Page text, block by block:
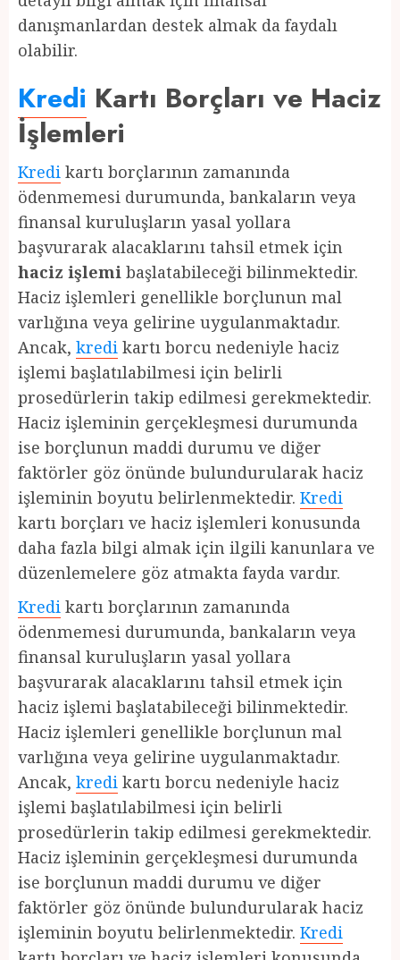
danışmanlardan destek almak da faydalı
olabilir.
Kredi Kartı Borçları ve Haciz
İşlemleri
Kredi kartı borçlarının zamanında
ödenmemesi durumunda, bankaların veya
finansal kuruluşların yasal yollara
başvurarak alacaklarını tahsil etmek için
haciz işlemi başlatabileceği bilinmektedir.
Haciz işlemleri genellikle borçlunun mal
varlığına veya gelirine uygulanmaktadır.
Ancak, kredi kartı borcu nedeniyle haciz
işlemi başlatılabilmesi için belirli
prosedürlerin takip edilmesi gerekmektedir.
Haciz işleminin gerçekleşmesi durumunda
ise borçlunun maddi durumu ve diğer
faktörler göz önünde bulundurularak haciz
işleminin boyutu belirlenmektedir. Kredi
kartı borçları ve haciz işlemleri konusunda
daha fazla bilgi almak için ilgili kanunlara ve
düzenlemelere göz atmakta fayda vardır.
Kredi kartı borçlarının zamanında
ödenmemesi durumunda, bankaların veya
finansal kuruluşların yasal yollara
başvurarak alacaklarını tahsil etmek için
haciz işlemi başlatabileceği bilinmektedir.
Haciz işlemleri genellikle borçlunun mal
varlığına veya gelirine uygulanmaktadır.
Ancak, kredi kartı borcu nedeniyle haciz
işlemi başlatılabilmesi için belirli
prosedürlerin takip edilmesi gerekmektedir.
Haciz işleminin gerçekleşmesi durumunda
ise borçlunun maddi durumu ve diğer
faktörler göz önünde bulundurularak haciz
işleminin boyutu belirlenmektedir. Kredi